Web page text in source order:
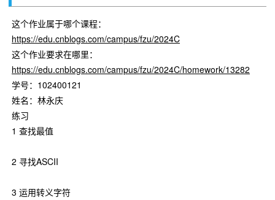
这个作业属于哪个课程：
https://edu.cnblogs.com/campus/fzu/2024C
这个作业要求在哪里：
https://edu.cnblogs.com/campus/fzu/2024C/homework/13282
学号：102400121
姓名：林永庆
练习
1 查找最值
2 寻找ASCII
3 运用转义字符